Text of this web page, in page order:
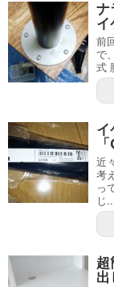
ナ
イ
前
で
式
イ
近
考
っ
じ
超
出